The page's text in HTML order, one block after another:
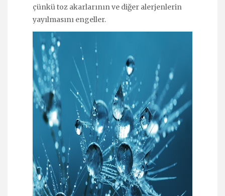
çünkü toz akarlarının ve diğer alerjenlerin
yayılmasını engeller.